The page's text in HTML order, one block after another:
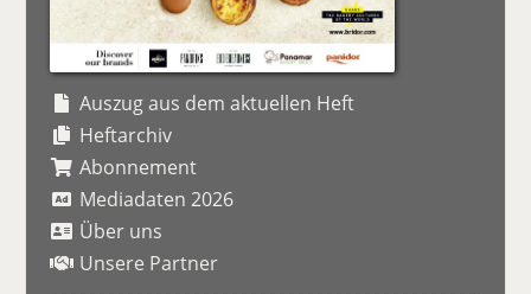
Auszug aus dem aktuellen Heft
Heftarchiv
Abonnement
Mediadaten 2026
Über uns
Unsere Partner